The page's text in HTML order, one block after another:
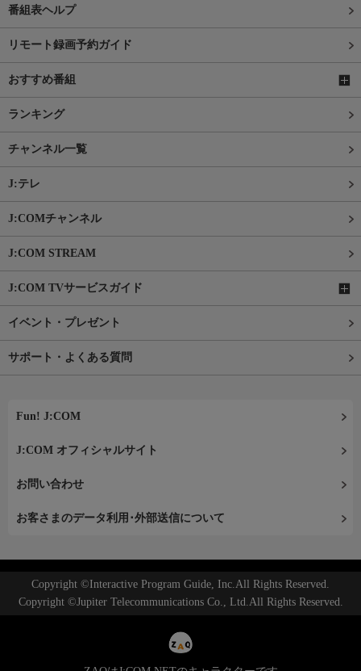
番組表ヘルプ
リモート録画予約ガイド
おすすめ番組
ランキング
チャンネル一覧
J:テレ
J:COMチャンネル
J:COM STREAM
J:COM TVサービスガイド
イベント・プレゼント
サポート・よくある質問
Fun! J:COM
J:COM オフィシャルサイト
お問い合わせ
お客さまのデータ利用･外部送信について
Copyright ©Interactive Program Guide, Inc.All Rights Reserved.
Copyright ©Jupiter Telecommunications Co., Ltd.All Rights Reserved.